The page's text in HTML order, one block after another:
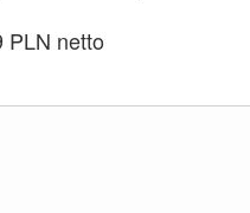
PLN netto